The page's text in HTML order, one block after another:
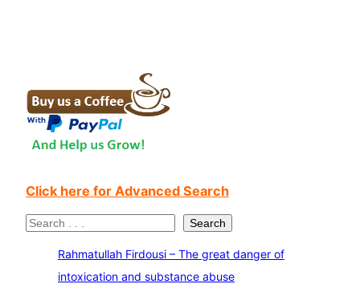
Click here for Advanced Search
S
Search
Rahmatullah Firdousi – The great danger of
intoxication and substance abuse